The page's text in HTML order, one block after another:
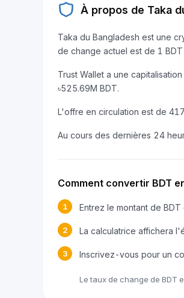
À propos de Taka
Taka du Bangladesh est une
de change actuel est de 1
Trust Wallet a une
৳525.69M BDT.
L'offre en circulation est de
Au cours des dernières 24
Comment convertir BDT
1 Entrez le montant de
2 La calculatrice affichera
3 Inscrivez-vous pour un
Le taux de change de BDT